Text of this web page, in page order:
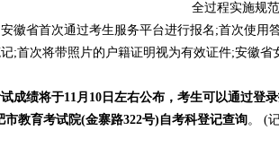
全过程实施规
省首次通过考生服务平台进行报名;首次使用
;首次将带照片的户籍证明视为有效证件;安徽
成绩将于11月10日左右公布，考生可以通过登
市教育考试院(金寨路322号)自考科登记查询 。 (